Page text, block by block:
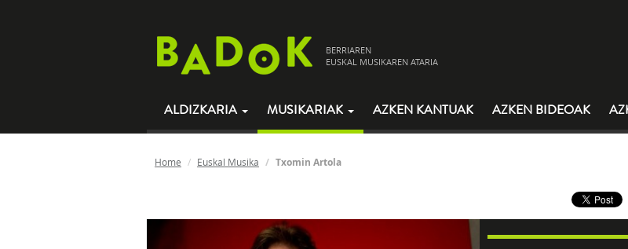
BERRIAREN
EUSKAL MUSIKAREN ATARIA
ALDIZKARIA MUSIKARIAK AZKEN KANTUAK AZKEN BIDEOAK
Home Euskal Musika Txomin Artola